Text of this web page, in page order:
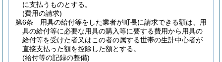
に支払うものとする。
(費用の請求)
第6条
用具の給付等をした業者が町長に請求できる額は、用
具の給付等に必要な用具の購入等に要する費用から用具の
給付等を受けた者又はこの者の属する世帯の生計中心者が
直接支払った額を控除した額とする。
(給付等の記録の整備)